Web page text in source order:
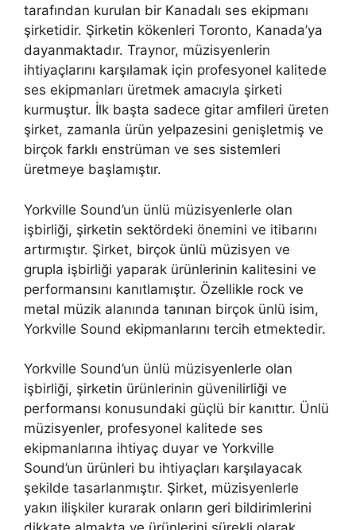
tarafından kurulan bir Kanadalı ses ekipmanı
şirketidir. Şirketin kökenleri Toronto, Kanada’ya
dayanmaktadır. Traynor, müzisyenlerin
ihtiyaçlarını karşılamak için profesyonel kalitede
ses ekipmanları üretmek amacıyla şirketi
kurmuştur. İlk başta sadece gitar amfileri üreten
şirket, zamanla ürün yelpazesini genişletmiş ve
birçok farklı enstrüman ve ses sistemleri
üretmeye başlamıştır.
Yorkville Sound’un ünlü müzisyenlerle olan
işbirliği, şirketin sektördeki önemini ve itibarını
artırmıştır. Şirket, birçok ünlü müzisyen ve
grupla işbirliği yaparak ürünlerinin kalitesini ve
performansını kanıtlamıştır. Özellikle rock ve
metal müzik alanında tanınan birçok ünlü isim,
Yorkville Sound ekipmanlarını tercih etmektedir.
Yorkville Sound’un ünlü müzisyenlerle olan
işbirliği, şirketin ürünlerinin güvenilirliği ve
performansı konusundaki güçlü bir kanıttır. Ünlü
müzisyenler, profesyonel kalitede ses
ekipmanlarına ihtiyaç duyar ve Yorkville
Sound’un ürünleri bu ihtiyaçları karşılayacak
şekilde tasarlanmıştır. Şirket, müzisyenlerle
yakın ilişkiler kurarak onların geri bildirimlerini